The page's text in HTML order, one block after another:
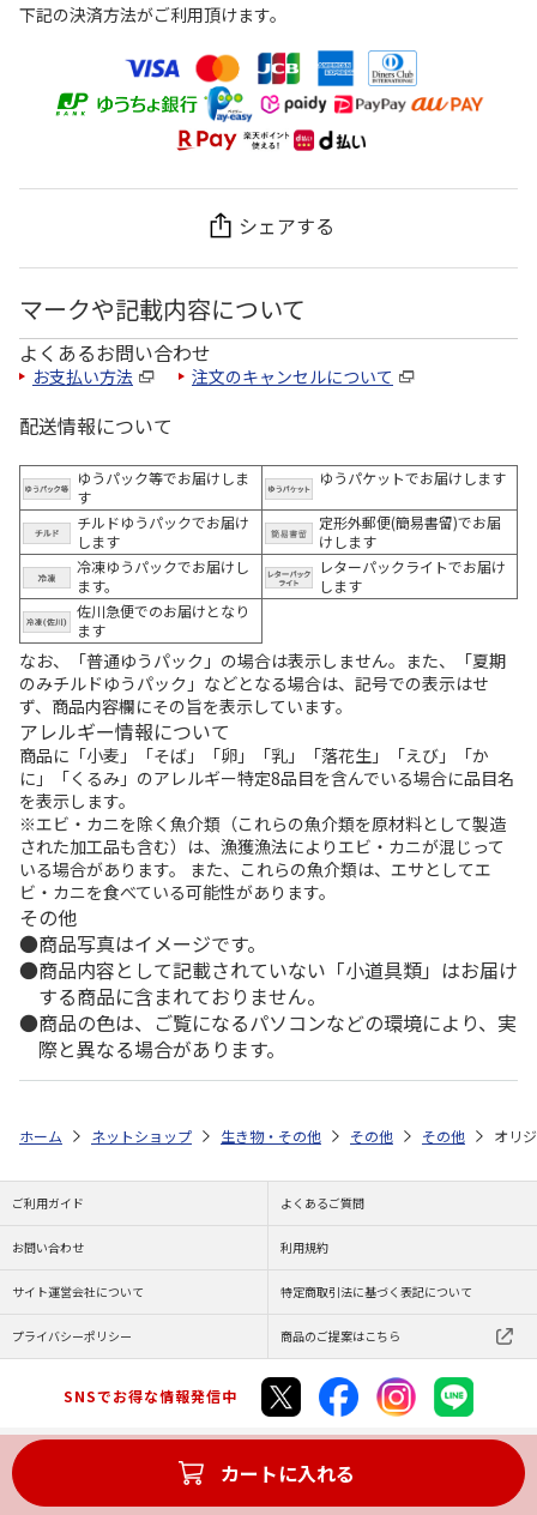
下記の決済方法がご利用頂けます。
シェアする
マークや記載内容について
よくあるお問い合わせ
お支払い方法 注文のキャンセルについて
配送情報について
ゆうパック等でお届けしま
す
ゆうパケットでお届けします
チルドゆうパックでお届け
します
定形外郵便(簡易書留)でお届
けします
冷凍ゆうパックでお届けし
ます。
レターパックライトでお届け
します
佐川急便でのお届けとなり
ます
なお、「普通ゆうパック」の場合は表示しません。また、「夏期
のみチルドゆうパック」などとなる場合は、記号での表示はせ
ず、商品内容欄にその旨を表示しています。
アレルギー情報について
商品に「小麦」「そば」「卵」「乳」「落花生」「えび」「か
に」「くるみ」のアレルギー特定8品目を含んでいる場合に品目名
を表示します。
※エビ・カニを除く魚介類（これらの魚介類を原材料として製造
された加工品も含む）は、漁獲漁法によりエビ・カニが混じって
いる場合があります。 また、これらの魚介類は、エサとしてエ
ビ・カニを食べている可能性があります。
その他
商品写真はイメージです。
商品内容として記載されていない「小道具類」はお届け
する商品に含まれておりません。
商品の色は、ご覧になるパソコンなどの環境により、実
際と異なる場合があります。
カートに入れる
ホーム ネットショップ 生き物・その他 その他 その他 オリ
ご利用ガイド よくあるご質問
お問い合わせ 利用規約
サイト運営会社について 特定商取引法に基づく表記について
プライバシーポリシー 商品のご提案はこちら
SNSでお得な情報発信中